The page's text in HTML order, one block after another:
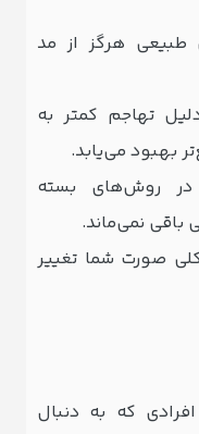
هرگز از مد
تهاجم کمتر به
می‌یابد.
روش‌های بسته
شما تغییر
که به دنبال